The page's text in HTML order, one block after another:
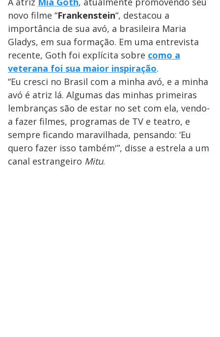
novo filme “Frankenstein“, destacou a
importância de sua avó, a brasileira Maria
Gladys, em sua formação. Em uma entrevista
recente, Goth foi explícita sobre como a
veterana foi sua maior inspiração.
“Eu cresci no Brasil com a minha avó, e a minha
avó é atriz lá. Algumas das minhas primeiras
lembranças são de estar no set com ela, vendo-
a fazer filmes, programas de TV e teatro, e
sempre ficando maravilhada, pensando: ‘Eu
quero fazer isso também'”, disse a estrela a um
canal estrangeiro Mitu.